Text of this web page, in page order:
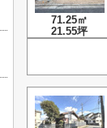
71.25㎡
21.55坪